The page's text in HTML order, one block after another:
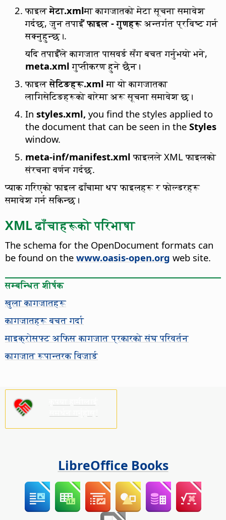
फाइलमेटा.xmlमा कागजातको मेटा सूचना समावेश
गर्दछ, जुन तपाईँंफाइल - गुणहरूअन्तर्गत प्रविष्ट गर्न
सक्नुहुन्छ।.
यदि तपाईँंले कागजात पासवर्ड सँग बचत गर्नुभयो भने,
meta.xml गुप्तीकरण हुने छैन।
फाइलसेटिङहरू.xml मा यो कागजातका
लागिसेटिङहरूको बारेमा अरू सूचना समावेश छ।
In styles.xml, you find the styles applied to
the document that can be seen in the Styles
window.
meta-inf/manifest.xml फाइलले XML फाइलको
संरचना वर्णन गर्दछ.
प्याक गरिएको फाइल ढाँचामा थप फाइलहरू र फोल्डरहरू
समावेश गर्न सकिन्छ।
XML ढाँचाहरूको परिभाषा
The schema for the OpenDocument formats can
be found on the www.oasis-open.org web site.
सम्बन्धित शीर्षक
खुला कागजातहरू
कागजातहरू बचत गर्दा
माइक्रोसफ्ट अफिस कागजात प्रकारको संघ परिवर्तन
कागजात रूपान्तरक विजार्ड
LibreOffice Books